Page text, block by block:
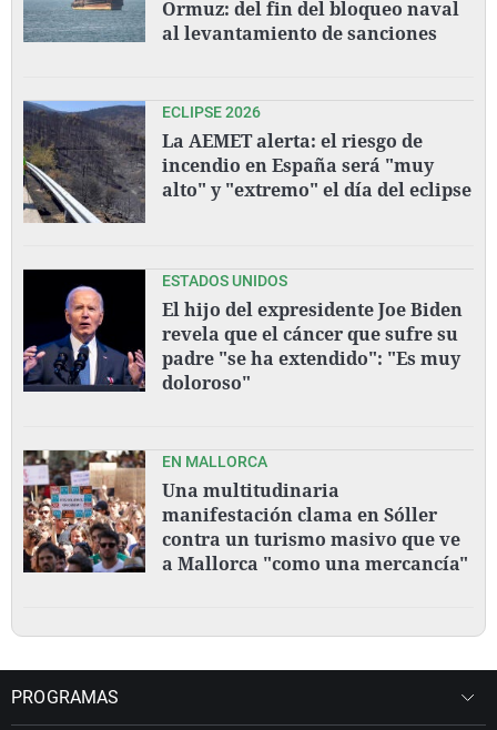
Ormuz: del fin del bloqueo naval
al levantamiento de sanciones
ECLIPSE 2026
La AEMET alerta: el riesgo de
incendio en España será "muy
alto" y "extremo" el día del eclipse
ESTADOS UNIDOS
El hijo del expresidente Joe Biden
revela que el cáncer que sufre su
padre "se ha extendido": "Es muy
doloroso"
EN MALLORCA
Una multitudinaria
manifestación clama en Sóller
contra un turismo masivo que ve
a Mallorca "como una mercancía"
PROGRAMAS